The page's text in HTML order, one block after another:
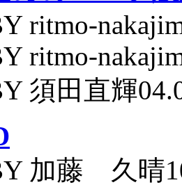
ritmo-
ritmo-
須田直輝
加藤 久晴